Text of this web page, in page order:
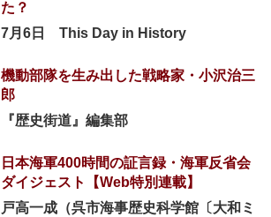
た？
7月6日 This Day in History
機動部隊を生み出した戦略家・小沢治三
郎
『歴史街道』編集部
日本海軍400時間の証言録・海軍反省会
ダイジェスト【Web特別連載】
戸高一成（呉市海事歴史科学館〔大和ミ